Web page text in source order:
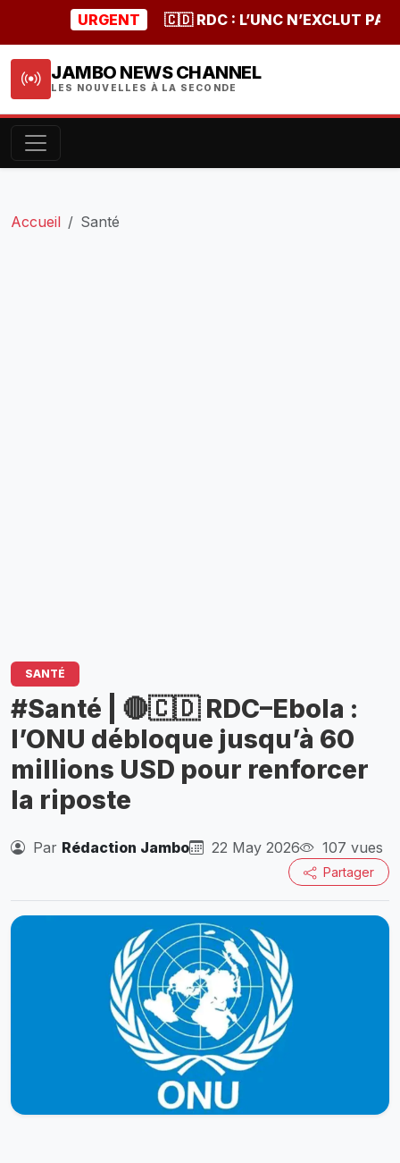
URGENT 🇨🇩 RDC : L’UNC N’EXCLUT PAS
JAMBO NEWS CHANNEL
LES NOUVELLES À LA SECONDE
Accueil Santé
SANTÉ
#Santé | 🔴🇨🇩 RDC–Ebola :
l’ONU débloque jusqu’à 60
millions USD pour renforcer
la riposte
Par Rédaction Jambo 22 May 2026 107 vues
Partager